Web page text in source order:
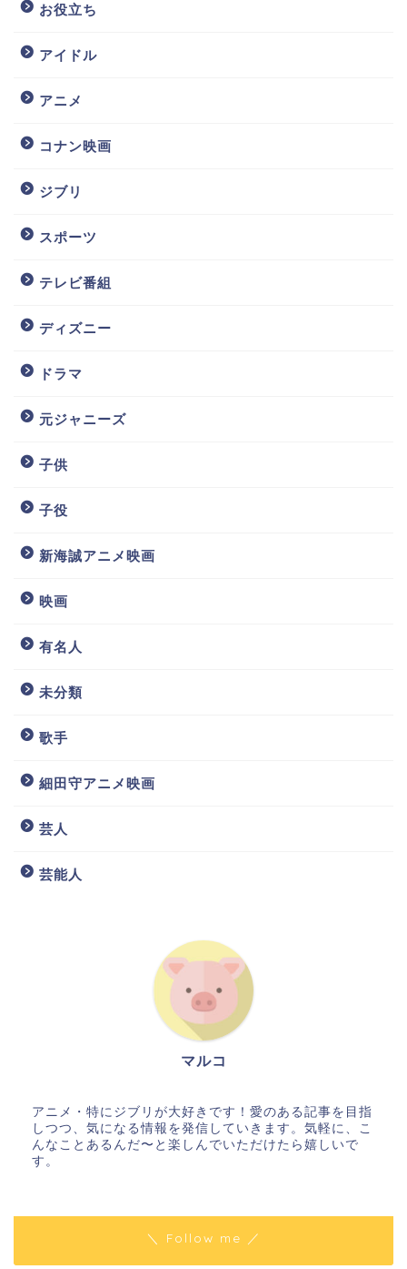
お役立ち
アイドル
アニメ
コナン映画
ジブリ
スポーツ
テレビ番組
ディズニー
ドラマ
元ジャニーズ
子供
子役
新海誠アニメ映画
映画
有名人
未分類
歌手
細田守アニメ映画
芸人
芸能人
マルコ
アニメ・特にジブリが大好きです！愛のある記事を目指
しつつ、気になる情報を発信していきます。気軽に、こ
んなことあるんだ〜と楽しんでいただけたら嬉しいで
す。
＼ Follow me ／